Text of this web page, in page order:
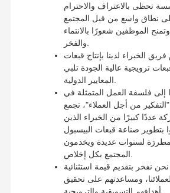
تحظى بالاعتراف والاحترام
نطاق واسع من قبل المجتمع
وتمنح الموظفين شعورًا بالانتماء
فريق الخبراء لدينا بإنتاج قبعات
ترويجية عالية الجودة تلبي
إلى فلسفة العمل المتمثلة في
"التفكير من أجل العملاء"، تجمع
عددًا كبيرًا من الخبراء الذين
بتطوير صناعة قبعات البيسبول
لسنوات عديدة ويخدمون
نحن نفخر بتقديم قيمة استثنائية
لعملائنا، ومساعدتهم على تحقيق